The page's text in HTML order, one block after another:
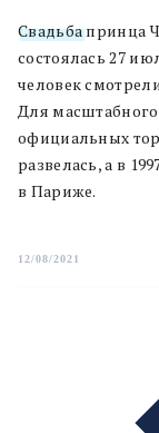
Свадьбапринца
состоялась 27
человек
Для
официальных
развелась, а в
в Париже.
12/08/2021